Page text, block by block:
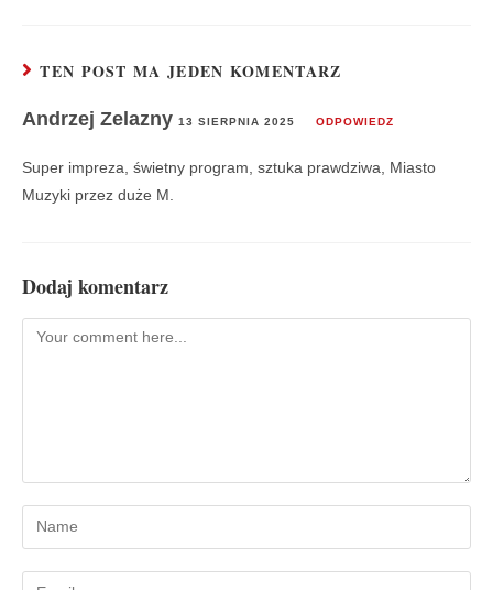
TEN POST MA JEDEN KOMENTARZ
Andrzej Zelazny 13 SIERPNIA 2025 ODPOWIEDZ
Super impreza, świetny program, sztuka prawdziwa, Miasto
Muzyki przez duże M.
Dodaj komentarz